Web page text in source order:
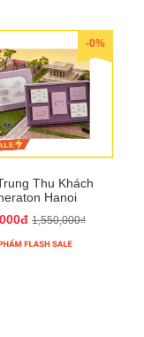
-0%
Thu Khách
Hanoi
1,550,000₫